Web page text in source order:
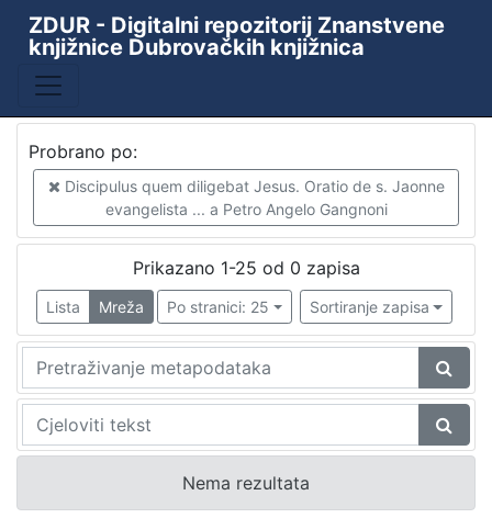
ZDUR - Digitalni repozitorij Znanstvene
knjižnice Dubrovačkih knjižnica
Probrano po:
Discipulus quem diligebat Jesus. Oratio de s. Jaonne
evangelista ... a Petro Angelo Gangnoni
Prikazano 1-25 od 0 zapisa
Lista Mreža Po stranici: 25 Sortiranje zapisa
Nema rezultata